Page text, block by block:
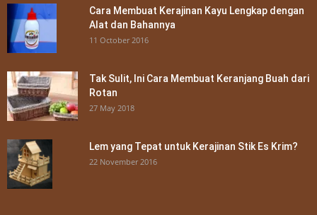
Cara Membuat Kerajinan Kayu Lengkap dengan
Alat dan Bahannya
11 October 2016
Tak Sulit, Ini Cara Membuat Keranjang Buah dari
Rotan
27 May 2018
Lem yang Tepat untuk Kerajinan Stik Es Krim?
22 November 2016